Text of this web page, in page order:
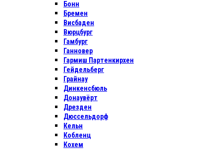
Бонн
Бремен
Висбаден
Вюрцбург
Гамбург
Ганновер
Гармиш Партенкирхен
Гейдельберг
Грайнау
Динкенсбюль
Донаувёрт
Дрезден
Дюссельдорф
Кельн
Кобленц
Кохем